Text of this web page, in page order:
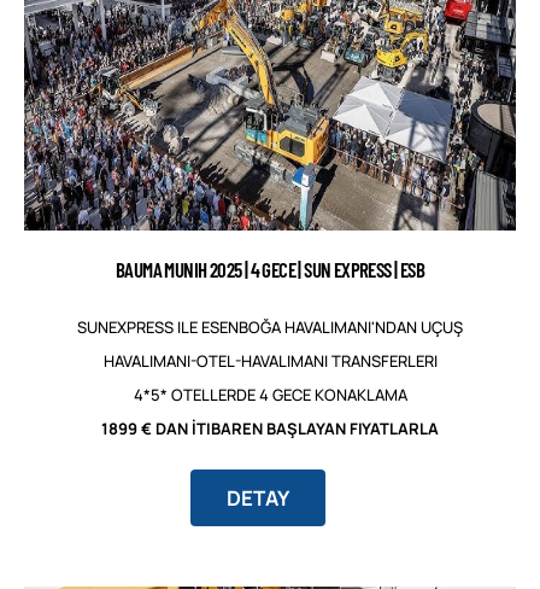
BAUMA MUNIH 2025 | 4 GECE | SUN EXPRESS | ESB
SUNEXPRESS ILE ESENBOĞA HAVALIMANI'NDAN UÇUŞ
HAVALIMANI-OTEL-HAVALIMANI TRANSFERLERI
4*5* OTELLERDE 4 GECE KONAKLAMA
1899 € DAN İTIBAREN BAŞLAYAN FIYATLARLA
DETAY